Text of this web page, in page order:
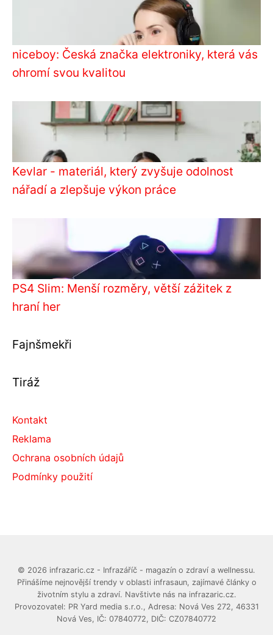
niceboy: Česká značka elektroniky, která vás
ohromí svou kvalitou
Kevlar - materiál, který zvyšuje odolnost
nářadí a zlepšuje výkon práce
PS4 Slim: Menší rozměry, větší zážitek z
hraní her
Fajnšmekři
Tiráž
Kontakt
Reklama
Ochrana osobních údajů
Podmínky použití
© 2026 infrazaric.cz - Infrazáříč - magazín o zdraví a wellnessu.
Přinášíme nejnovější trendy v oblasti infrasaun, zajímavé články o
životním stylu a zdraví. Navštivte nás na infrazaric.cz.
Provozovatel: PR Yard media s.r.o., Adresa: Nová Ves 272, 46331
Nová Ves, IČ: 07840772, DIČ: CZ07840772